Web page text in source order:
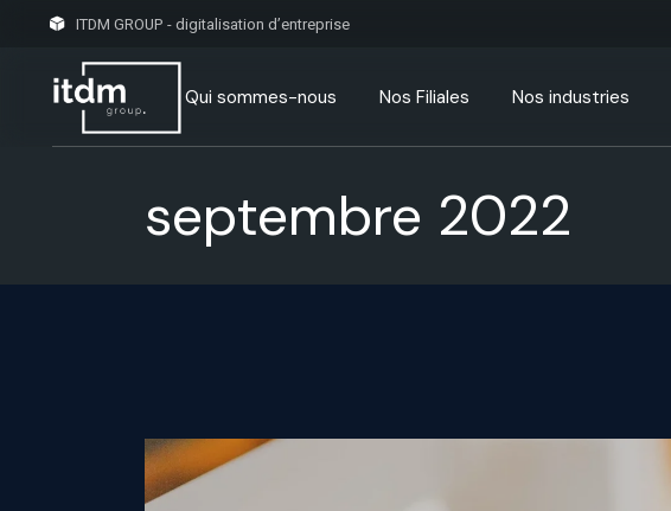
ITDM GROUP - digitalisation d’entreprise
Qui sommes-nous
Découvrir ITDM Group
Notre Histoire
Nos Filiales Nos industries
septembre 2022